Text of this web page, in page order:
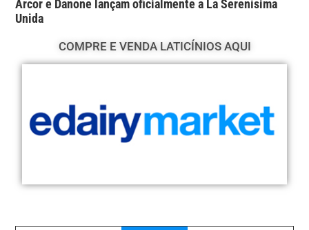
Arcor e Danone lançam oficialmente a La Serenísima
Unida
COMPRE E VENDA LATICÍNIOS AQUI